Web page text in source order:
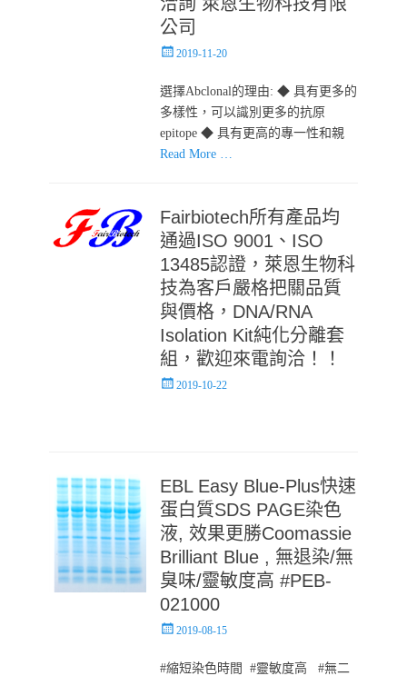
公司
Posted2019-11-20
選擇Abclonal的理由: ◆ 具有更多的
多樣性，可以識別更多的抗原
epitope ◆ 具有更高的專一性和親
Read More …
Fairbiotech所有產品均
通過ISO 9001、ISO
13485認證，萊恩生物科
技為客戶嚴格把關品質
與價格，DNA/RNA
Isolation Kit純化分離套
組，歡迎來電詢洽！！
Posted2019-10-22
EBL Easy Blue-Plus快速
蛋白質SDS PAGE染色
液, 效果更勝Coomassie
Brilliant Blue , 無退染/無
臭味/靈敏度高 #PEB-
021000
Posted2019-08-15
#縮短染色時間 #靈敏度高 #無二